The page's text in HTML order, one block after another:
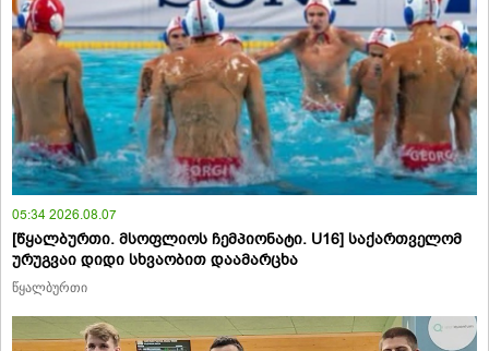
05:34 2026.08.07
[წყალბურთი. მსოფლიოს ჩემპიონატი. U16] საქართველომ
ურუგვაი დიდი სხვაობით დაამარცხა
წყალბურთი